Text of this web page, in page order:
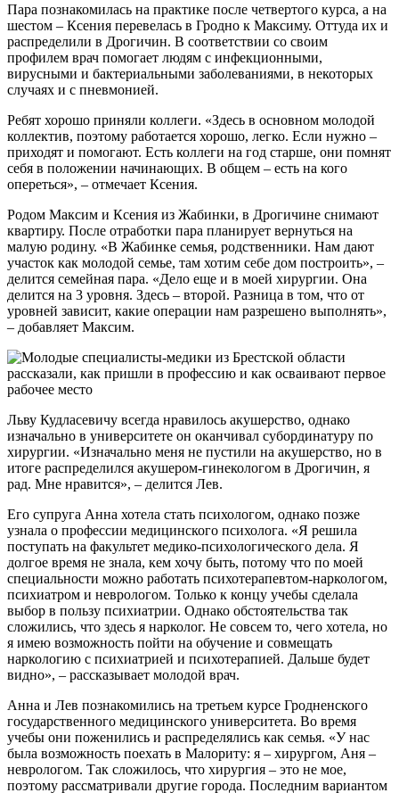
Пара познакомилась на практике после четвертого курса, а на
шестом – Ксения перевелась в Гродно к Максиму. Оттуда их и
распределили в Дрогичин. В соответствии со своим
профилем врач помогает людям с инфекционными,
вирусными и бактериальными заболеваниями, в некоторых
случаях и с пневмонией.
Ребят хорошо приняли коллеги. «Здесь в основном молодой
коллектив, поэтому работается хорошо, легко. Если нужно –
приходят и помогают. Есть коллеги на год старше, они помнят
себя в положении начинающих. В общем – есть на кого
опереться», – отмечает Ксения.
Родом Максим и Ксения из Жабинки, в Дрогичине снимают
квартиру. После отработки пара планирует вернуться на
малую родину. «В Жабинке семья, родственники. Нам дают
участок как молодой семье, там хотим себе дом построить», –
делится семейная пара. «Дело еще и в моей хирургии. Она
делится на 3 уровня. Здесь – второй. Разница в том, что от
уровней зависит, какие операции нам разрешено выполнять»,
– добавляет Максим.
Льву Кудласевичу всегда нравилось акушерство, однако
изначально в университете он оканчивал субординатуру по
хирургии. «Изначально меня не пустили на акушерство, но в
итоге распределился акушером-гинекологом в Дрогичин, я
рад. Мне нравится», – делится Лев.
Его супруга Анна хотела стать психологом, однако позже
узнала о профессии медицинского психолога. «Я решила
поступать на факультет медико-психологического дела. Я
долгое время не знала, кем хочу быть, потому что по моей
специальности можно работать психотерапевтом-наркологом,
психиатром и неврологом. Только к концу учебы сделала
выбор в пользу психиатрии. Однако обстоятельства так
сложились, что здесь я нарколог. Не совсем то, чего хотела, но
я имею возможность пойти на обучение и совмещать
наркологию с психиатрией и психотерапией. Дальше будет
видно», – рассказывает молодой врач.
Анна и Лев познакомились на третьем курсе Гродненского
государственного медицинского университета. Во время
учебы они поженились и распределялись как семья. «У нас
была возможность поехать в Малориту: я – хирургом, Аня –
неврологом. Так сложилось, что хирургия – это не мое,
поэтому рассматривали другие города. Последним вариантом